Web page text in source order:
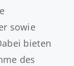
sowie
bieten
des